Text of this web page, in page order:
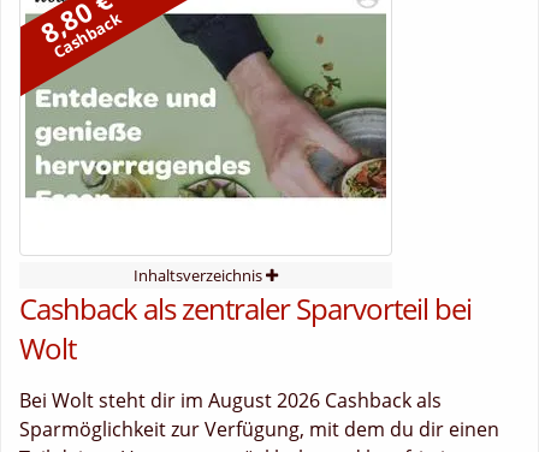
8,80 €
Cashback
Inhaltsverzeichnis
Cashback als zentraler Sparvorteil bei
Wolt
Bei Wolt steht dir im August 2026 Cashback als
Sparmöglichkeit zur Verfügung, mit dem du dir einen